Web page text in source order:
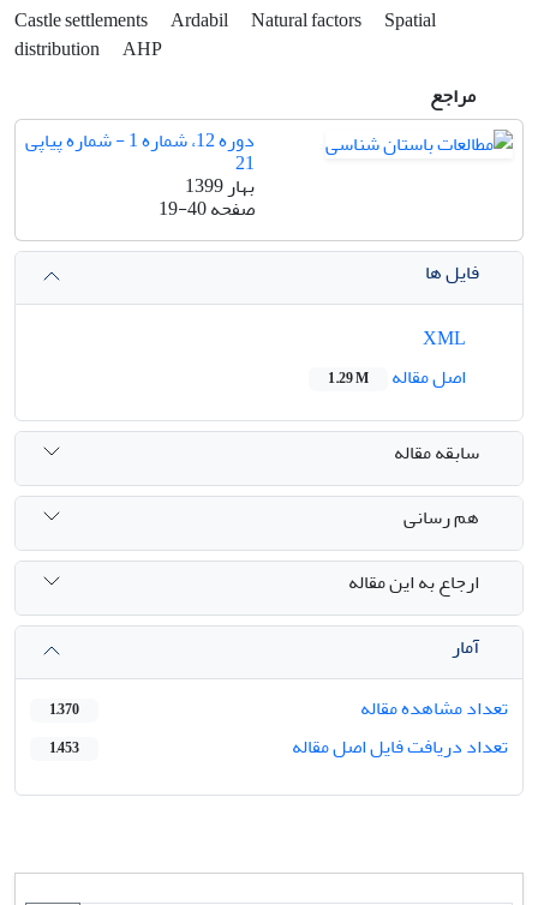
Castle settlements Ardabil Natural factors
Spatial
distribution
AHP
مراجع
دوره 12، شماره 1 - شماره پیاپی
21
بهار 1399
صفحه19-40
فایل ها
اصل مقاله
1.29 M
سابقه مقاله
هم رسانی
ارجاع به این مقاله
آمار
تعداد مشاهده مقاله
1,370
تعداد دریافت فایل اصل مقاله 1,453